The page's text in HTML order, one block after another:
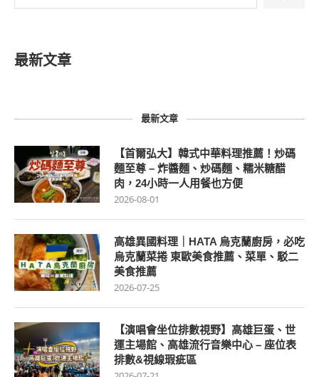
最新文章
最新文章
【首爾弘大】韓式中華料理推薦！炒碼
麵至尊 – 炸醬麵、炒碼麵、糯米糖醋
肉，24小時一人用餐也方便
2026-08-01
高雄異國料理｜HATA 烏克蘭廚房，必吃
烏克蘭菜捲 東歐美食推薦、菜單、駁二
美食推薦
2026-07-25
【演唱會坐位排數視野】高雄巨蛋、世
運主場館、高雄流行音樂中心 – 座位表
排數&視線瑕疵區